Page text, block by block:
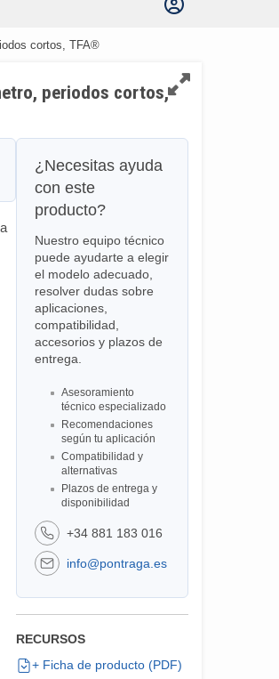
cortos, TFA®
periodos cortos,
¿Necesitas ayuda
con este
producto?
Nuestro equipo técnico
puede ayudarte a elegir
el modelo adecuado,
resolver dudas sobre
aplicaciones,
compatibilidad,
accesorios y plazos de
entrega.
Asesoramiento
técnico especializado
Recomendaciones
según tu aplicación
Compatibilidad y
alternativas
Plazos de entrega y
disponibilidad
+34 881 183 016
info@pontraga.es
RECURSOS
+ Ficha de producto (PDF)